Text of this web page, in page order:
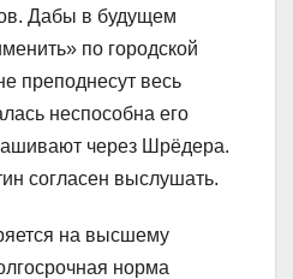
Дабы в будущем
по городской
преподнесут весь
неспособна его
через Шрёдера.
согласен выслушать.
на высшему
норма